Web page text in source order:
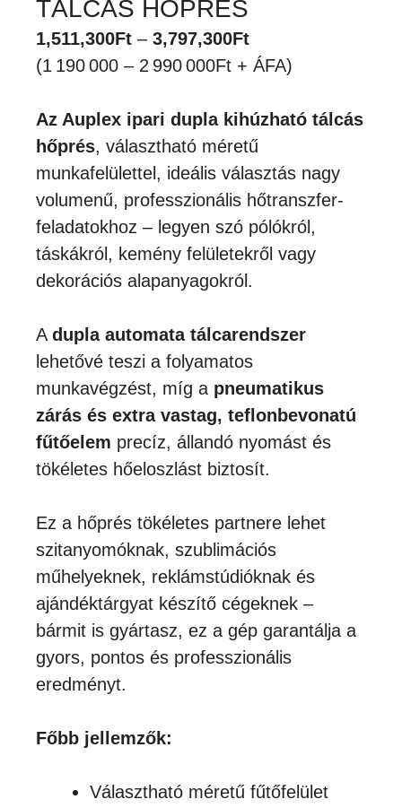
TÁLCÁS HŐPRÉS
1,511,300Ft – 3,797,300FtÁrtartomány:
1,511,300Ft
3,797,300Ft
(1 190 000 – 2 990 000Ft + ÁFA)
Az Auplex ipari dupla kihúzható tálcás
hőprés, választható méretű
munkafelülettel, ideális választás nagy
volumenű, professzionális hőtranszfer-
feladatokhoz – legyen szó pólókról,
táskákról, kemény felületekről vagy
dekorációs alapanyagokról.
A dupla automata tálcarendszer
lehetővé teszi a folyamatos
munkavégzést, míg a pneumatikus
zárás és extra vastag, teflonbevonatú
fűtőelem precíz, állandó nyomást és
tökéletes hőeloszlást biztosít.
Ez a hőprés tökéletes partnere lehet
szitanyomóknak, szublimációs
műhelyeknek, reklámstúdióknak és
ajándéktárgyat készítő cégeknek –
bármit is gyártasz, ez a gép garantálja a
gyors, pontos és professzionális
eredményt.
Főbb jellemzők:
Választható méretű fűtőfelület